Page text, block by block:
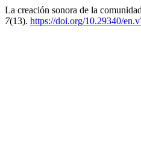
La creación sonora de la
7(13). https://doi.org/10.29340/